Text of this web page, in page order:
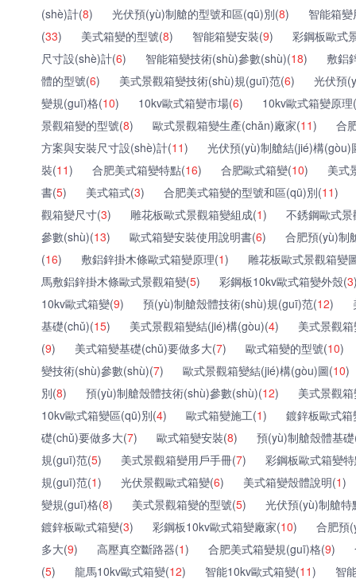
(shè)計(8) 光伏預(yù)制艙的型號和區(qū)別(8)
智能箱
(33) 美式箱變的型號(8) 智能箱變安裝(9)
彩鋼板歐式
尺寸設(shè)計(6) 智能箱變技術(shù)參數(shù)(18)
敷鋁
體的型號(6) 美式景觀箱變技術(shù)規(guī)范(6)
光伏預
變規(guī)格(10) 10kv歐式箱變市場(6)
10kv歐式箱變原理(
景觀箱變的型號(8) 歐式景觀箱變生產(chǎn)廠家(11)
合
方案與安裝尺寸設(shè)計(11)
光伏預(yù)制艙結(jié)構(gòu)
裝(11) 合肥美式箱變特點(16) 合肥歐式箱變(10)
美式
書(5) 美式箱式(3) 合肥美式箱變的型號和區(qū)別(11)
觀箱變尺寸(3) 雕花板歐式景觀箱變組成(1)
不銹鋼歐式
參數(shù)(13) 歐式箱變安裝使用說明書(6)
合肥預(yù)制
(16) 敷鋁鋅掛木條歐式箱變原理(1)
雕花板歐式景觀箱變
馬敷鋁鋅掛木條歐式景觀箱變(5) 彩鋼板10kv歐式箱變外殼(3
10kv歐式箱變(9) 預(yù)制艙殼體技術(shù)規(guī)范(12)
基礎(chǔ)(15) 美式景觀箱變結(jié)構(gòu)(4)
美式景觀
(9) 美式箱變基礎(chǔ)要做多大(7) 歐式箱變的型號(10)
變技術(shù)參數(shù)(7) 歐式景觀箱變結(jié)構(gòu)圖(10)
別(8) 預(yù)制艙殼體技術(shù)參數(shù)(12)
美式景觀
10kv歐式箱變區(qū)別(4) 歐式箱變施工(1)
鍍鋅板歐式
礎(chǔ)要做多大(7) 歐式箱變安裝(8)
預(yù)制艙殼體基
規(guī)范(5) 美式景觀箱變用戶手冊(7)
彩鋼板歐式箱變
規(guī)范(1) 光伏景觀歐式箱變(6) 美式箱變殼體說明(1)
變規(guī)格(8) 美式景觀箱變的型號(5)
光伏預(yù)制艙特
鍍鋅板歐式箱變(3) 彩鋼板10kv歐式箱變廠家(10)
合肥預
多大(9) 高壓真空斷路器(1) 合肥美式箱變規(guī)格(9)
(5) 龍馬10kv歐式箱變(12) 智能10kv歐式箱變(11)
智